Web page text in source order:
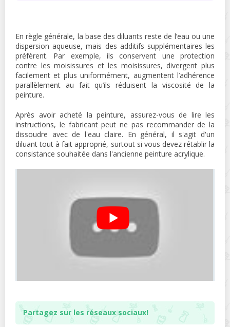
En règle générale, la base des diluants reste de l’eau ou une
dispersion aqueuse, mais des additifs supplémentaires les
préfèrent. Par exemple, ils conservent une protection
contre les moisissures et les moisissures, divergent plus
facilement et plus uniformément, augmentent l’adhérence
parallèlement au fait qu’ils réduisent la viscosité de la
peinture.
Après avoir acheté la peinture, assurez-vous de lire les
instructions, le fabricant peut ne pas recommander de la
dissoudre avec de l'eau claire. En général, il s'agit d'un
diluant tout à fait approprié, surtout si vous devez rétablir la
consistance souhaitée dans l'ancienne peinture acrylique.
Partagez sur les réseaux sociaux!